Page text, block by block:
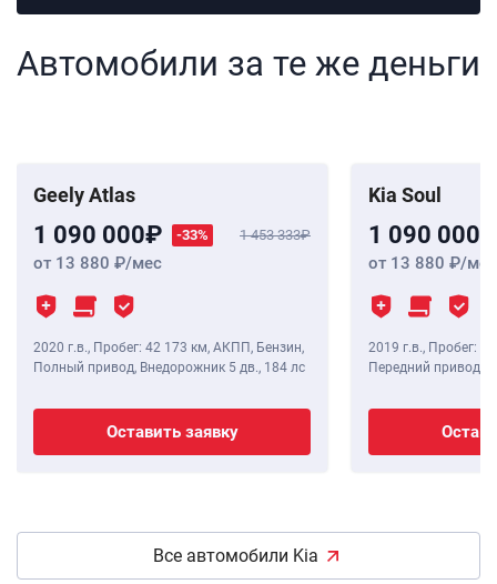
Автомобили за те же деньги
Geely Atlas
1 090 000 -33% 1 453 333
от 13 880 /мес
2020 г.в., Пробег: 42 173 км, АКПП, Бензин,
Полный привод, Внедорожник 5 дв., 184 лс
Оставить заявку
Kia Soul
1 090 000
от 13 880 /мес
2019 г.в., Пробег:
Передний привод,
Все автомобили Kia